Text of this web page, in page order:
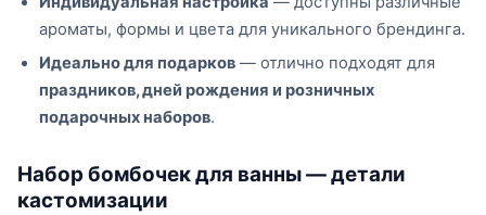
ароматы, формы и цвета для уникального брендинга.
Идеально для подарков — отлично подходят для
праздников, дней рождения и розничных
подарочных наборов.
Набор бомбочек для ванны — детали
кастомизации